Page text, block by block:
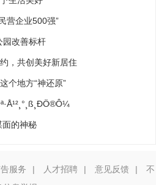
营企业500强”
园改善标杆
，共创美好新居住
个地方“神还原”
面的神秘
服务 | 人才招聘 | 意见反馈 |
不